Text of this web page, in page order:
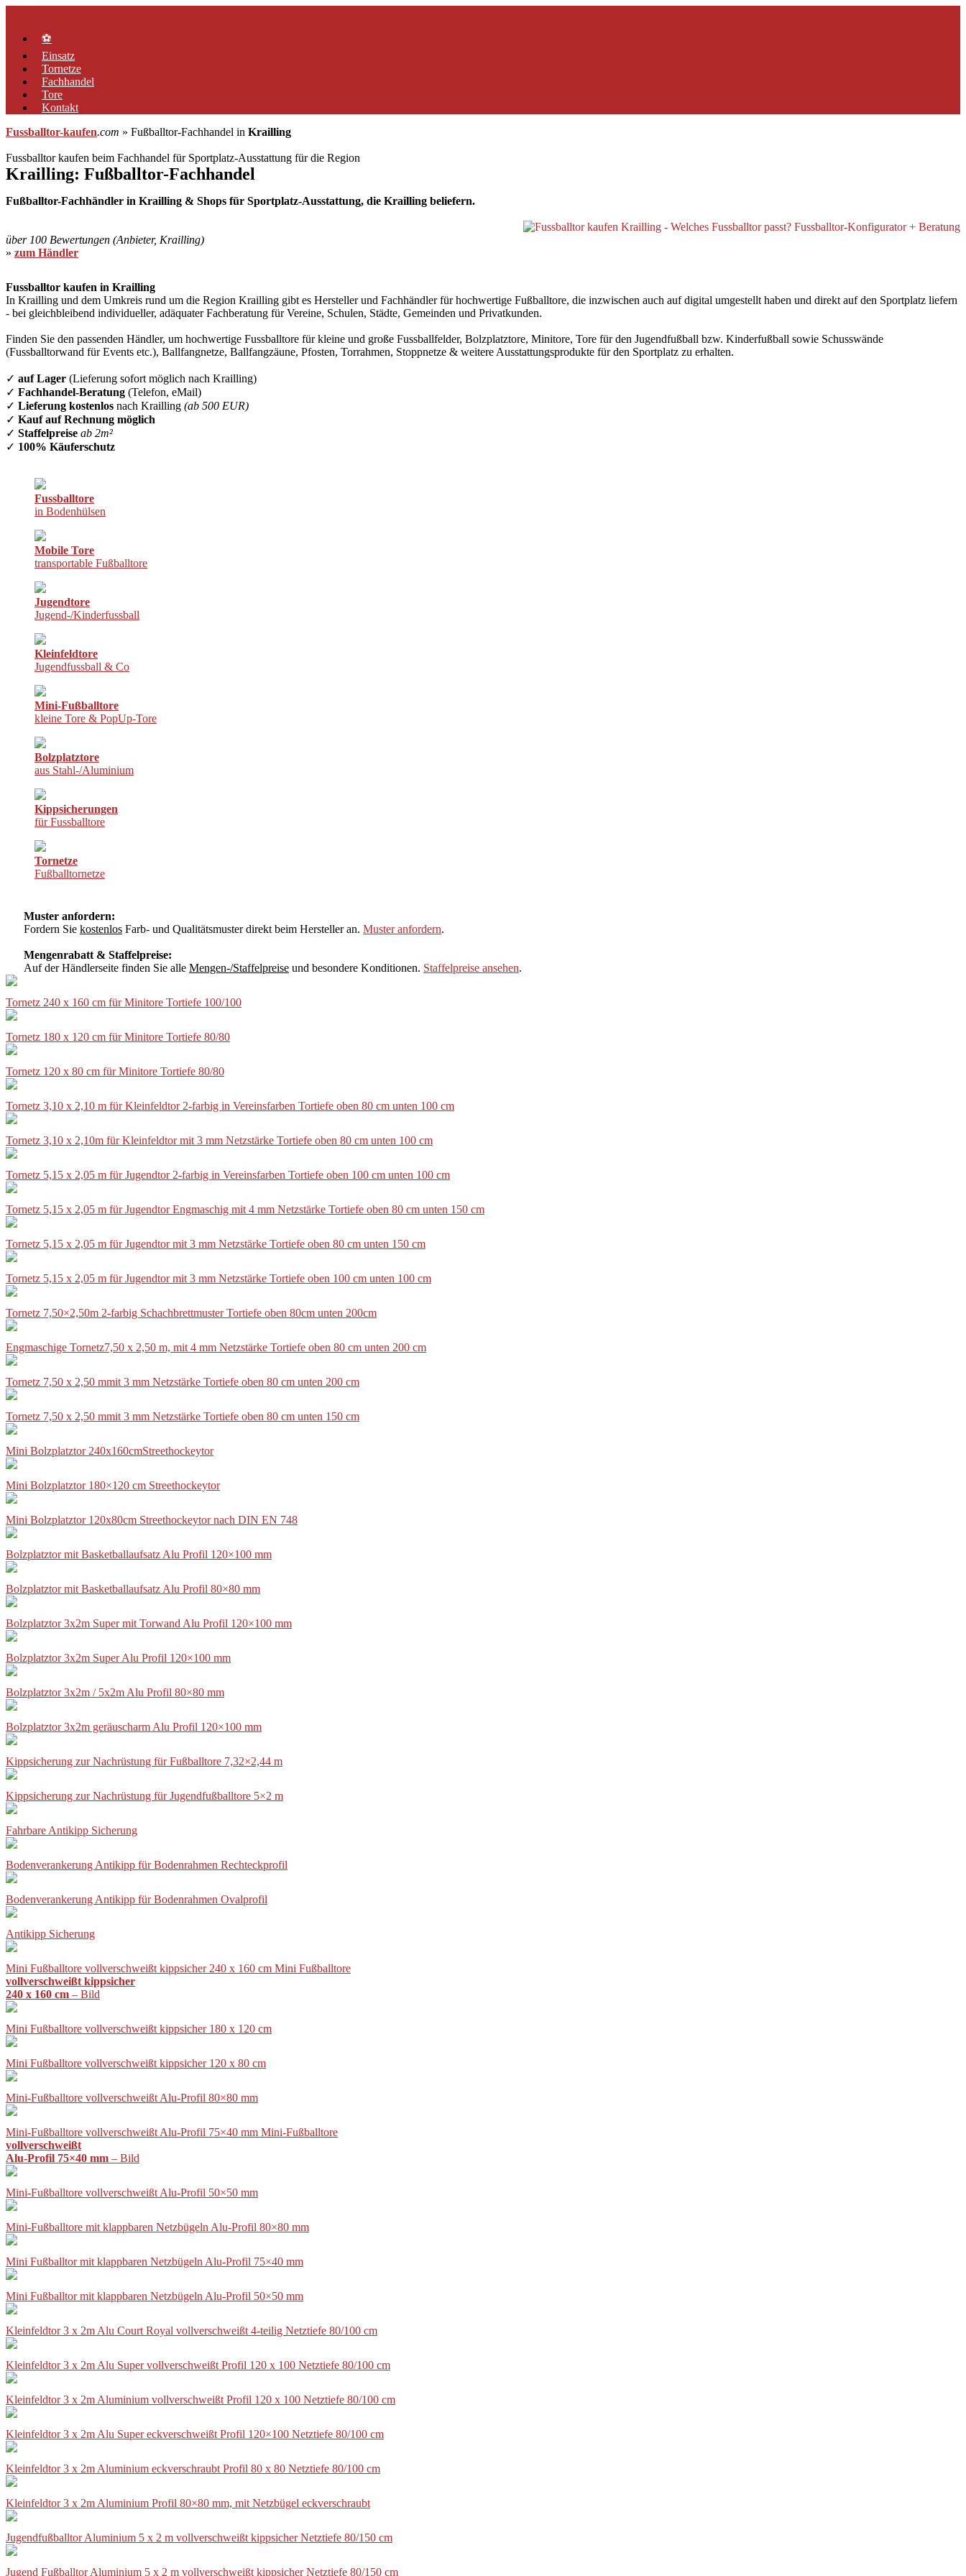
springen⚽
Einsatz
Tornetze
Fachhandel
Tore
Kontakt
Fussballtor-kaufen.com » Fußballtor-Fachhandel in Krailling
Fussballtor kaufen beim Fachhandel für Sportplatz-Ausstattung für die Region
Krailling: Fußballtor-Fachhandel
Fußballtor-Fachhändler in Krailling & Shops für Sportplatz-Ausstattung, die Krailling beliefern.
über 100 Bewertungen (Anbieter, Krailling)
» zum Händler
Fussballtor kaufen in Krailling
In Krailling und dem Umkreis rund um die Region Krailling gibt es Hersteller und Fachhändler für hochwertige Fußballtore, die inzwischen auch auf digital umgestellt haben und direkt auf den Sportplatz liefern
- bei gleichbleibend individueller, adäquater Fachberatung für Vereine, Schulen, Städte, Gemeinden und Privatkunden.
Finden Sie den passenden Händler, um hochwertige Fussballtore für kleine und große Fussballfelder, Bolzplatztore, Minitore, Tore für den Jugendfußball bzw. Kinderfußball sowie Schusswände
(Fussballtorwand für Events etc.), Ballfangnetze, Ballfangzäune, Pfosten, Torrahmen, Stoppnetze & weitere Ausstattungsprodukte für den Sportplatz zu erhalten.
✓ auf Lager (Lieferung sofort möglich nach Krailling)
✓ Fachhandel-Beratung (Telefon, eMail)
✓ Lieferung kostenlos nach Krailling (ab 500 EUR)
✓ Kauf auf Rechnung möglich
✓ Staffelpreise ab 2m²
✓ 100% Käuferschutz
Fussballtore
in Bodenhülsen
Mobile Tore
transportable Fußballtore
Jugendtore
Jugend-/Kinderfussball
Kleinfeldtore
Jugendfussball & Co
Mini-Fußballtore
kleine Tore & PopUp-Tore
Bolzplatztore
aus Stahl-/Aluminium
Kippsicherungen
für Fussballtore
Tornetze
Fußballtornetze
Muster anfordern:
Fordern Sie kostenlos Farb- und Qualitätsmuster direkt beim Hersteller an. Muster anfordern.
Mengenrabatt & Staffelpreise:
Auf der Händlerseite finden Sie alle Mengen-/Staffelpreise und besondere Konditionen. Staffelpreise ansehen.
Tornetz 240 x 160 cm für Minitore Tortiefe 100/100
Tornetz 180 x 120 cm für Minitore Tortiefe 80/80
Tornetz 120 x 80 cm für Minitore Tortiefe 80/80
Tornetz 3,10 x 2,10 m für Kleinfeldtor 2-farbig in Vereinsfarben Tortiefe oben 80 cm unten 100 cm
Tornetz 3,10 x 2,10m für Kleinfeldtor mit 3 mm Netzstärke Tortiefe oben 80 cm unten 100 cm
Tornetz 5,15 x 2,05 m für Jugendtor 2-farbig in Vereinsfarben Tortiefe oben 100 cm unten 100 cm
Tornetz 5,15 x 2,05 m für Jugendtor Engmaschig mit 4 mm Netzstärke Tortiefe oben 80 cm unten 150 cm
Tornetz 5,15 x 2,05 m für Jugendtor mit 3 mm Netzstärke Tortiefe oben 80 cm unten 150 cm
Tornetz 5,15 x 2,05 m für Jugendtor mit 3 mm Netzstärke Tortiefe oben 100 cm unten 100 cm
Tornetz 7,50×2,50m 2-farbig Schachbrettmuster Tortiefe oben 80cm unten 200cm
Engmaschige Tornetz7,50 x 2,50 m, mit 4 mm Netzstärke Tortiefe oben 80 cm unten 200 cm
Tornetz 7,50 x 2,50 mmit 3 mm Netzstärke Tortiefe oben 80 cm unten 200 cm
Tornetz 7,50 x 2,50 mmit 3 mm Netzstärke Tortiefe oben 80 cm unten 150 cm
Mini Bolzplatztor 240x160cmStreethockeytor
Mini Bolzplatztor 180×120 cm Streethockeytor
Mini Bolzplatztor 120x80cm Streethockeytor nach DIN EN 748
Bolzplatztor mit Basketballaufsatz Alu Profil 120×100 mm
Bolzplatztor mit Basketballaufsatz Alu Profil 80×80 mm
Bolzplatztor 3x2m Super mit Torwand Alu Profil 120×100 mm
Bolzplatztor 3x2m Super Alu Profil 120×100 mm
Bolzplatztor 3x2m / 5x2m Alu Profil 80×80 mm
Bolzplatztor 3x2m geräuscharm Alu Profil 120×100 mm
Kippsicherung zur Nachrüstung für Fußballtore 7,32×2,44 m
Kippsicherung zur Nachrüstung für Jugendfußballtore 5×2 m
Fahrbare Antikipp Sicherung
Bodenverankerung Antikipp für Bodenrahmen Rechteckprofil
Bodenverankerung Antikipp für Bodenrahmen Ovalprofil
Antikipp Sicherung
Mini Fußballtore vollverschweißt kippsicher 240 x 160 cm Mini Fußballtore
vollverschweißt kippsicher
240 x 160 cm – Bild
Mini Fußballtore vollverschweißt kippsicher 180 x 120 cm
Mini Fußballtore vollverschweißt kippsicher 120 x 80 cm
Mini-Fußballtore vollverschweißt Alu-Profil 80×80 mm
Mini-Fußballtore vollverschweißt Alu-Profil 75×40 mm Mini-Fußballtore
vollverschweißt
Alu-Profil 75×40 mm – Bild
Mini-Fußballtore vollverschweißt Alu-Profil 50×50 mm
Mini-Fußballtore mit klappbaren Netzbügeln Alu-Profil 80×80 mm
Mini Fußballtor mit klappbaren Netzbügeln Alu-Profil 75×40 mm
Mini Fußballtor mit klappbaren Netzbügeln Alu-Profil 50×50 mm
Kleinfeldtor 3 x 2m Alu Court Royal vollverschweißt 4-teilig Netztiefe 80/100 cm
Kleinfeldtor 3 x 2m Alu Super vollverschweißt Profil 120 x 100 Netztiefe 80/100 cm
Kleinfeldtor 3 x 2m Aluminium vollverschweißt Profil 120 x 100 Netztiefe 80/100 cm
Kleinfeldtor 3 x 2m Alu Super eckverschweißt Profil 120×100 Netztiefe 80/100 cm
Kleinfeldtor 3 x 2m Aluminium eckverschraubt Profil 80 x 80 Netztiefe 80/100 cm
Kleinfeldtor 3 x 2m Aluminium Profil 80×80 mm, mit Netzbügel eckverschraubt
Jugendfußballtor Aluminium 5 x 2 m vollverschweißt kippsicher Netztiefe 80/150 cm
Jugend Fußballtor Aluminium 5 x 2 m vollverschweißt kippsicher Netztiefe 80/150 cm